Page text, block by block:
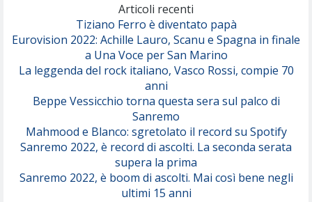
Serenamente
Articoli recenti
Tiziano Ferro è diventato papà
Eurovision 2022: Achille Lauro, Scanu e Spagna in finale
a Una Voce per San Marino
La leggenda del rock italiano, Vasco Rossi, compie 70
anni
Beppe Vessicchio torna questa sera sul palco di
Sanremo
Mahmood e Blanco: sgretolato il record su Spotify
Sanremo 2022, è record di ascolti. La seconda serata
supera la prima
Sanremo 2022, è boom di ascolti. Mai così bene negli
ultimi 15 anni